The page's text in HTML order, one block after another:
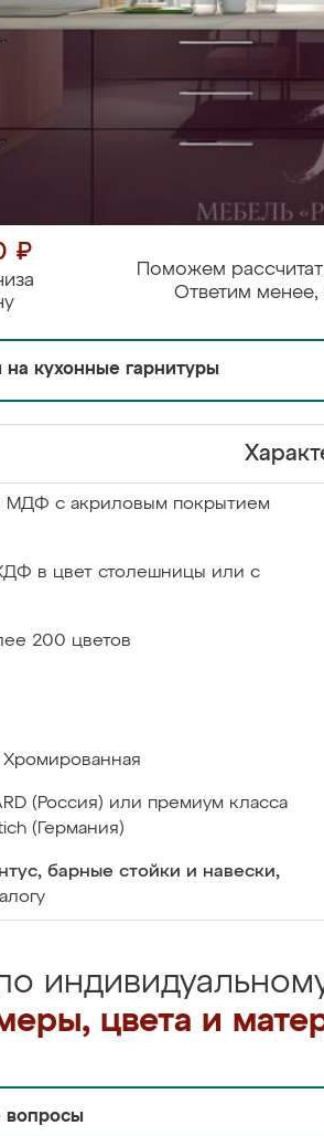
₽
Поможем
Ответим менее,
на кухонные гарнитуры
МДФ с акриловым покрытием
в цвет столешницы или с
200 цветов
Хромированная
(Россия) или премиум класса
(Германия)
барные стойки и навески,
цвета и
вопросы